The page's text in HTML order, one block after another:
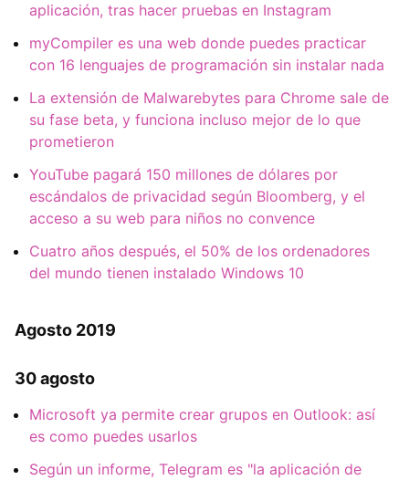
aplicación, tras hacer pruebas en Instagram
myCompiler es una web donde puedes practicar
con 16 lenguajes de programación sin instalar nada
La extensión de Malwarebytes para Chrome sale de
su fase beta, y funciona incluso mejor de lo que
prometieron
YouTube pagará 150 millones de dólares por
escándalos de privacidad según Bloomberg, y el
acceso a su web para niños no convence
Cuatro años después, el 50% de los ordenadores
del mundo tienen instalado Windows 10
Agosto 2019
30 agosto
Microsoft ya permite crear grupos en Outlook: así
es como puedes usarlos
Según un informe, Telegram es "la aplicación de